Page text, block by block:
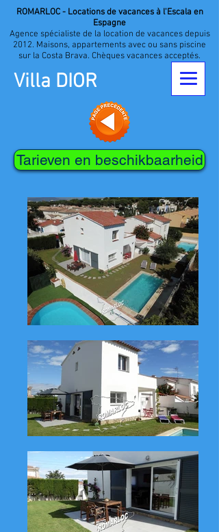
ROMARLOC - Locations de vacances à l'Escala en
Espagne
Agence spécialiste de la location de vacances depuis
2012. Maisons, appartements avec ou sans piscine
sur la Costa Brava. Chèques vacances acceptés.
Villa DIOR
Tarieven en beschikbaarheid